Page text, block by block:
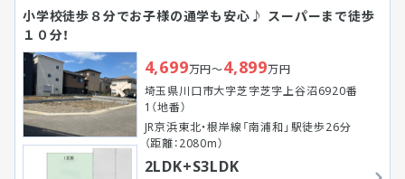
小学校徒歩８分でお子様の通学も安心♪ スーパーまで徒歩
１０分！
4,699万円～4,899万円
埼玉県川口市大字芝字芝字上谷沼6920番
1（地番）
JR京浜東北・根岸線「南浦和」駅徒歩26分
（距離：2080m）
2LDK+S3LDK